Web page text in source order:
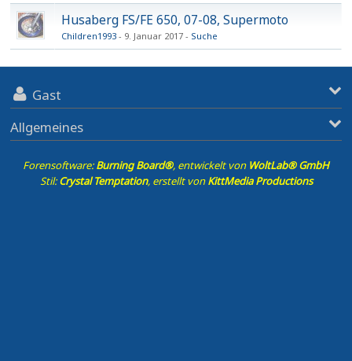
Husaberg FS/FE 650, 07-08, Supermoto
Children1993 9. Januar 2017 Suche
Gast
Allgemeines
Forensoftware:Burning Board®, entwickelt von WoltLab® GmbH
Stil:Crystal Temptation, erstellt vonKittMedia Productions